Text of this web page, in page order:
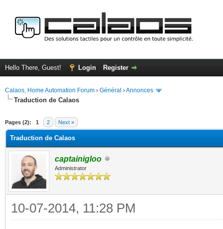
Hello There, Guest! Login Register
Calaos, Home Automation Forum › Général ›Annonces
Traduction de Calaos
Pages (2): 1 2 Next »
Traduction de Calaos
captainigloo
Administrator
10-07-2014, 11:28 PM